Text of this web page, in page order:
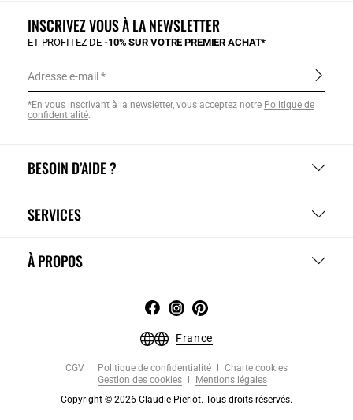
BESOIN D’AIDE ?
SERVICES
À PROPOS
INSCRIVEZ VOUS À LA NEWSLETTER
ET PROFITEZ DE-10% SUR VOTRE PREMIER ACHAT*
Adresse e-mail
*En vous inscrivant à la newsletter, vous acceptez notre Politique de
confidentialité.
France
CGV Politique de confidentialité
Charte cookies
Gestion des cookies
Mentions légales
Copyright © 2026 Claudie Pierlot. Tous droits réservés.